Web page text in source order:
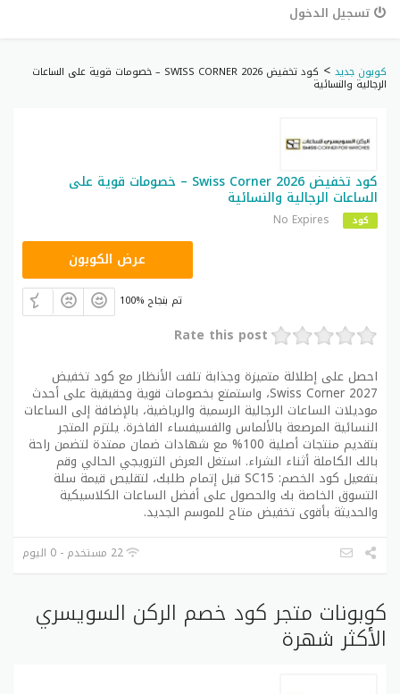
تسجيل الدخول
كوبون جديد > كود تخفيض SWISS CORNER 2026 – خصومات قوية على الساعات
الرجالية والنسائية
كود تخفيض Swiss Corner 2026 – خصومات قوية على
الساعات الرجالية والنسائية
كود No Expires
عرض الكوبون
100% تم بنجاح
Rate this post
احصل على إطلالة متميزة وجذابة تلفت الأنظار مع كود تخفيض
Swiss Corner 2027، واستمتع بخصومات قوية وحقيقية على أحدث
موديلات الساعات الرجالية الرسمية والرياضية، بالإضافة إلى الساعات
النسائية المرصعة بالألماس والفسيفساء الفاخرة. يلتزم المتجر
بتقديم منتجات أصلية 100% مع شهادات ضمان ممتدة لتضمن راحة
بالك الكاملة أثناء الشراء. استغل العرض الترويجي الحالي وقم
بتفعيل كود الخصم: SC15 قبل إتمام طلبك، لتقليص قيمة سلة
التسوق الخاصة بك والحصول على أفضل الساعات الكلاسيكية
والحديثة بأقوى تخفيض متاح للموسم الجديد.
22 مستخدم - 0 اليوم
كوبونات متجر كود خصم الركن السويسري
الأكثر شهرة